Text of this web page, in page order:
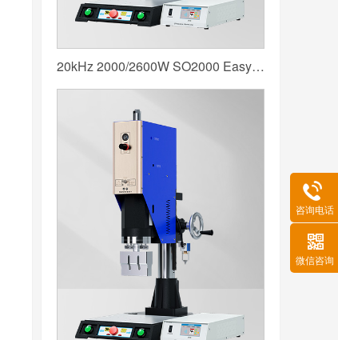
20kHz 2000/2600W SO2000 Easy 声峰超声波焊接机 数字 圆立柱 蓝
咨询电话
微信咨询